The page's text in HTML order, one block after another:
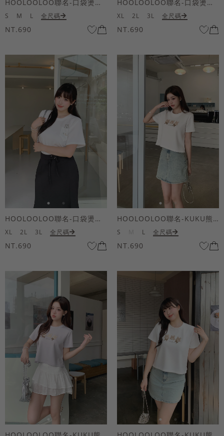
HOOLOOLOO聯名-口袋燙金KUKU熊短袖上衣
S M L 全尺碼
NT.690
HOOLOOLOO聯名-口袋燙金KUKU熊短袖上衣
XL 2L 3L 全尺碼
NT.690
HOOLOOLOO聯名-口袋燙金KUKU熊短袖上衣
XL 2L 3L 全尺碼
NT.690
HOOLOOLOO聯名-KUKU熊蝴蝶結短袖上衣
S L 全尺碼
NT.690